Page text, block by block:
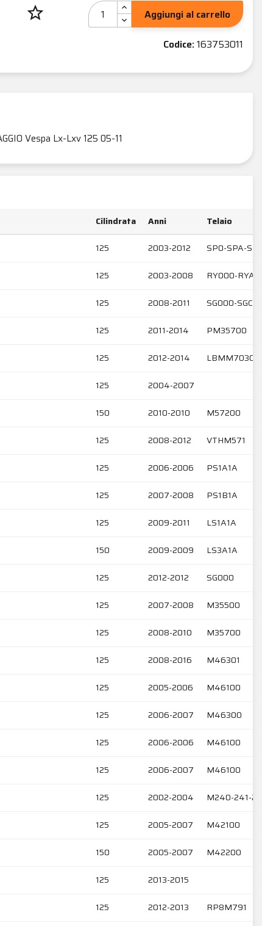
star_border
Aggiungi al carrello
Codice:163753011
Vespa Lx-Lxv 125 05-11
Cilindrata Anni
Telaio
125 2003-2012 SP0-SPA-
125 2003-2008 RY000-
125 2008-2011 SG000-
125 2011-2014 PM35700
125 2012-2014 LBMM70300
125 2004-2007
150 2010-2010 M57200
125 2008-2012 VTHM571
125 2006-2006 PS1A1A
125 2007-2008 PS1B1A
125 2009-2011 LS1A1A
150 2009-2009 LS3A1A
125 2012-2012 SG000
125 2007-2008 M35500
125 2008-2010 M35700
125 2008-2016 M46301
125 2005-2006 M46100
125 2006-2007 M46300
125 2006-2006 M46100
125 2006-2007 M46100
125 2002-2004 M240-241-
125 2005-2007 M42100
150 2005-2007 M42200
125 2013-2015
125 2012-2013 RP8M791